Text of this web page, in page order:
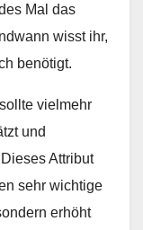
Mal das
wisst ihr,
benötigt.
vielmehr
und
Attribut
sehr wichtige
erhöht